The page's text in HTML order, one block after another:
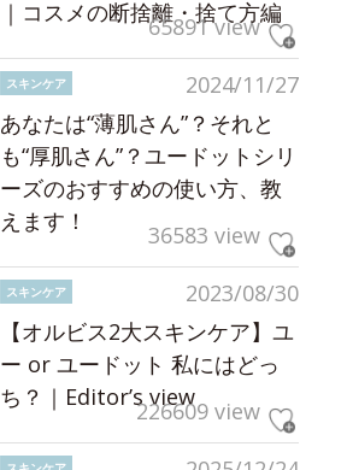
｜コスメの断捨離・捨て方編
65891 view
2024/11/27
スキンケア
あなたは“薄肌さん”？それと
も“厚肌さん”？ユードットシリ
ーズのおすすめの使い方、教
えます！
36583 view
2023/08/30
スキンケア
【オルビス2大スキンケア】ユ
ー or ユードット 私にはどっ
ち？｜Editor’s view226609 view